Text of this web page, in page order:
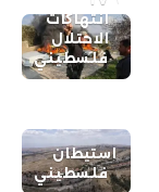
انتهاكات
الاحتلال
فلسطيني
استيطان
فلسطيني